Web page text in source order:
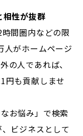
性が抜群
間圏内などの限
人がホームページ
の人であれば、
円も貢献しませ
お悩み」で検索
ビジネスとして